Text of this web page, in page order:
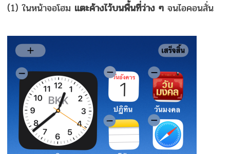
(1) ในหน้าจอโฮม แตะค้างไว้บนพื้นที่ว่าง ๆ จนไอคอนสั่น